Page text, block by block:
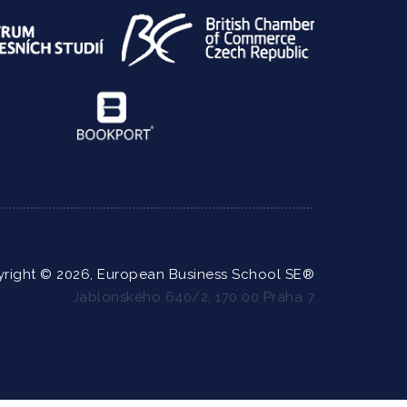
© 2026, European Business School SE®
Jablonského 640/2, 170 00 Praha 7